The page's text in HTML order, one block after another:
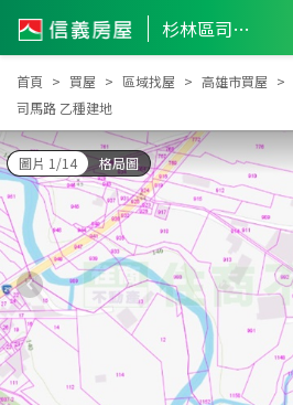
杉林區司馬路 乙種建地
首頁 買屋 區域找屋 高雄市買屋
司馬路 乙種建地
圖片 1/14 格局圖